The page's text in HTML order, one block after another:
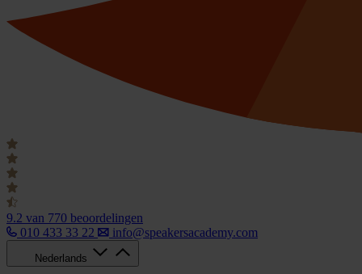
9.2 van 770 beoordelingen
010 433 33 22
info@speakersacademy.com
Nederlands